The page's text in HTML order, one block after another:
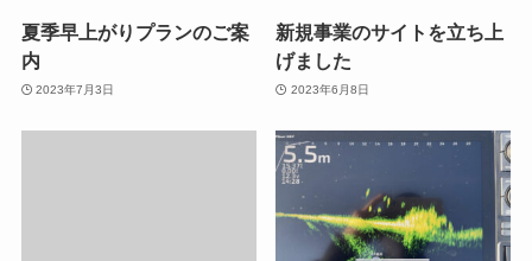
夏季早上がりプランのご案
内
2023年7月3日
新規事業のサイトを立ち上
げました
2023年6月8日